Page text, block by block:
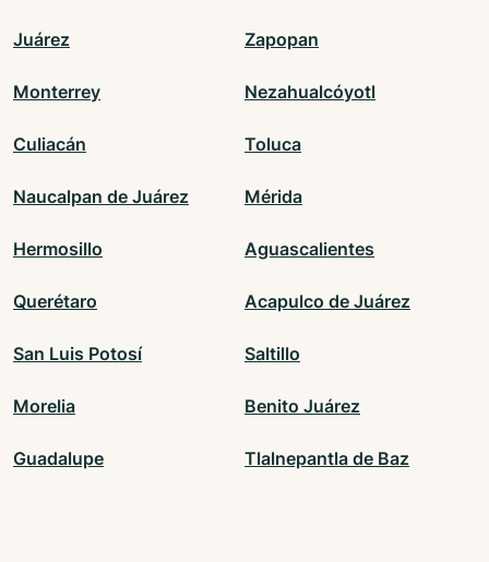
Juárez Zapopan
Monterrey Nezahualcóyotl
Culiacán Toluca
Naucalpan de Juárez Mérida
Hermosillo Aguascalientes
Querétaro Acapulco de Juárez
San Luis Potosí Saltillo
Morelia Benito Juárez
Guadalupe Tlalnepantla de Baz